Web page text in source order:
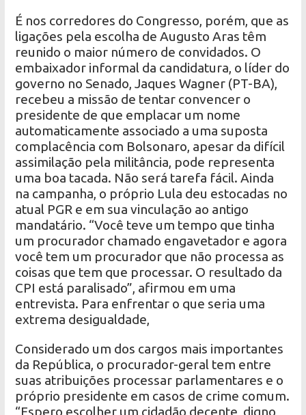
É nos corredores do Congresso, porém, que as
ligações pela escolha de Augusto Aras têm
reunido o maior número de convidados. O
embaixador informal da candidatura, o líder do
governo no Senado, Jaques Wagner (PT-BA),
recebeu a missão de tentar convencer o
presidente de que emplacar um nome
automaticamente associado a uma suposta
complacência com Bolsonaro, apesar da difícil
assimilação pela militância, pode representa
uma boa tacada. Não será tarefa fácil. Ainda
na campanha, o próprio Lula deu estocadas no
atual PGR e em sua vinculação ao antigo
mandatário. “Você teve um tempo que tinha
um procurador chamado engavetador e agora
você tem um procurador que não processa as
coisas que tem que processar. O resultado da
CPI está paralisado”, afirmou em uma
entrevista. Para enfrentar o que seria uma
extrema desigualdade,
Considerado um dos cargos mais importantes
da República, o procurador-geral tem entre
suas atribuições processar parlamentares e o
próprio presidente em casos de crime comum.
“Espero escolher um cidadão decente, digno,